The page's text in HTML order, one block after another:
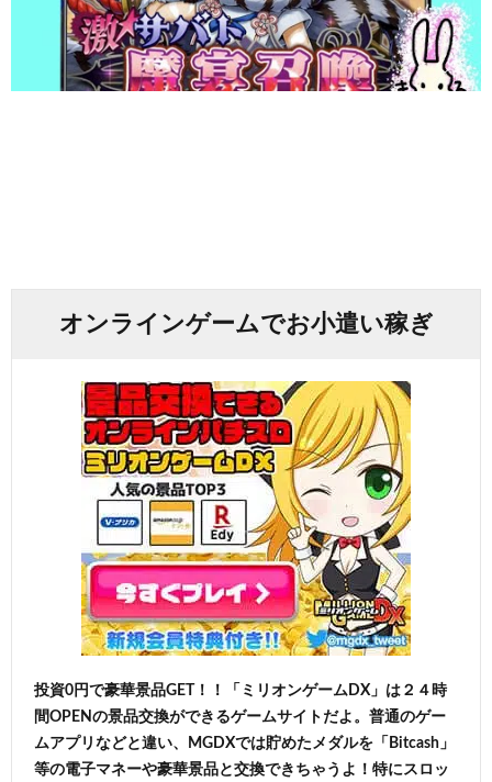
オンラインゲームでお小遣い稼ぎ
投資0円で豪華景品GET！！「ミリオンゲームDX」は２４時
間OPENの景品交換ができるゲームサイトだよ。普通のゲー
ムアプリなどと違い、MGDXでは貯めたメダルを「Bitcash」
等の電子マネーや豪華景品と交換できちゃうよ！特にスロッ